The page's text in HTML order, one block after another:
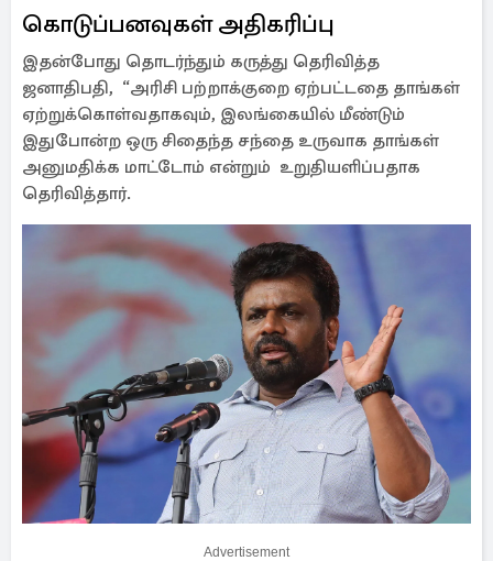
கொடுப்பனவுகள் அதிகரிப்பு
இதன்போது தொடர்ந்தும் கருத்து தெரிவித்த
ஜனாதிபதி, “அரிசி பற்றாக்குறை ஏற்பட்டதை தாங்கள்
ஏற்றுக்கொள்வதாகவும், இலங்கையில் மீண்டும்
இதுபோன்ற ஒரு சிதைந்த சந்தை உருவாக தாங்கள்
அனுமதிக்க மாட்டோம் என்றும் உறுதியளிப்பதாக
தெரிவித்தார்.
Advertisement